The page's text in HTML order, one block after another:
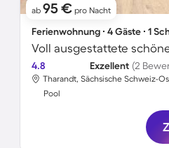
ab 95 € pro Nacht
Ferienwohnung ∙ 4 Gäste ∙ 1
4.8 Exzellent (2
Pool